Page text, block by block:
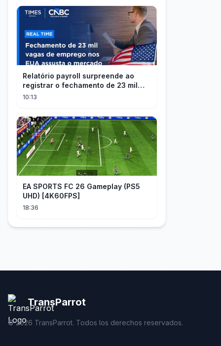
Relatório payroll surpreende ao
registrar o fechamento de 23 mil
vagas nos EUA
10:13
EA SPORTS FC 26 Gameplay (PS5
UHD) [4K60FPS]
18:36
TransParrot
©2026 TransParrot. Todos los derechos reservados.